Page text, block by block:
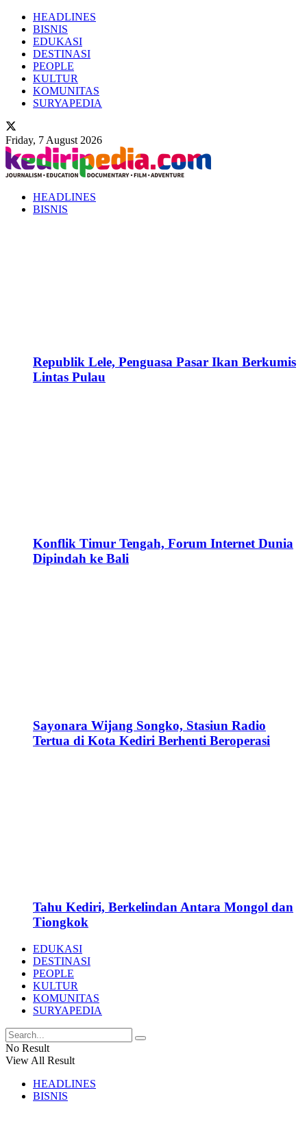
HEADLINES
BISNIS
EDUKASI
DESTINASI
PEOPLE
KULTUR
KOMUNITAS
SURYAPEDIA
Friday, 7 August 2026
HEADLINES
BISNIS
Republik Lele, Penguasa Pasar Ikan Berkumis
Lintas Pulau
Konflik Timur Tengah, Forum Internet Dunia
Dipindah ke Bali
Sayonara Wijang Songko, Stasiun Radio
Tertua di Kota Kediri Berhenti Beroperasi
Tahu Kediri, Berkelindan Antara Mongol dan
Tiongkok
EDUKASI
DESTINASI
PEOPLE
KULTUR
KOMUNITAS
SURYAPEDIA
No Result
View All Result
HEADLINES
BISNIS